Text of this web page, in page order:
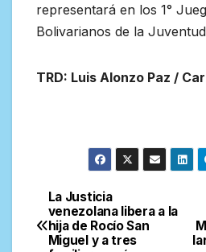
representará en los 1°
Bolivarianos de la
TRD: Luis Alonzo Paz /
Navegación
de
La Justicia
venezolana libera a la
hija de Rocío San
Miguel y a tres